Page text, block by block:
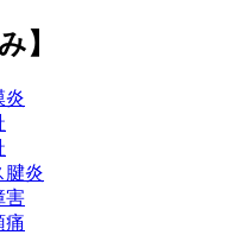
】
炎
腱炎
害
痛